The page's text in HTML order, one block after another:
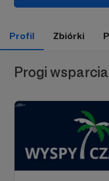
Profil Zbiórki
Progi wsparcia